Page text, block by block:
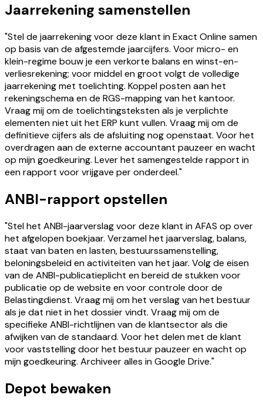
Jaarrekening samenstellen
"Stel de jaarrekening voor deze klant in Exact Online samen
op basis van de afgestemde jaarcijfers. Voor micro- en
klein-regime bouw je een verkorte balans en winst-en-
verliesrekening; voor middel en groot volgt de volledige
jaarrekening met toelichting. Koppel posten aan het
rekeningschema en de RGS-mapping van het kantoor.
Vraag mij om de toelichtingsteksten als je verplichte
elementen niet uit het ERP kunt vullen. Vraag mij om de
definitieve cijfers als de afsluiting nog openstaat. Voor het
overdragen aan de externe accountant pauzeer en wacht
op mijn goedkeuring. Lever het samengestelde rapport in
een rapport voor vrijgave per onderdeel."
ANBI-rapport opstellen
"Stel het ANBI-jaarverslag voor deze klant in AFAS op over
het afgelopen boekjaar. Verzamel het jaarverslag, balans,
staat van baten en lasten, bestuurssamenstelling,
beloningsbeleid en activiteiten van het jaar. Volg de eisen
van de ANBI-publicatieplicht en bereid de stukken voor
publicatie op de website en voor controle door de
Belastingdienst. Vraag mij om het verslag van het bestuur
als je dat niet in het dossier vindt. Vraag mij om de
specifieke ANBI-richtlijnen van de klantsector als die
afwijken van de standaard. Voor het delen met de klant
voor vaststelling door het bestuur pauzeer en wacht op
mijn goedkeuring. Archiveer alles in Google Drive."
Depot bewaken